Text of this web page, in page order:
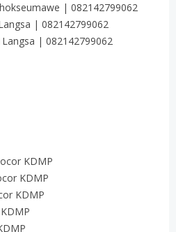
| 082142799062
| 082142799062
| 082142799062
KDMP
KDMP
KDMP